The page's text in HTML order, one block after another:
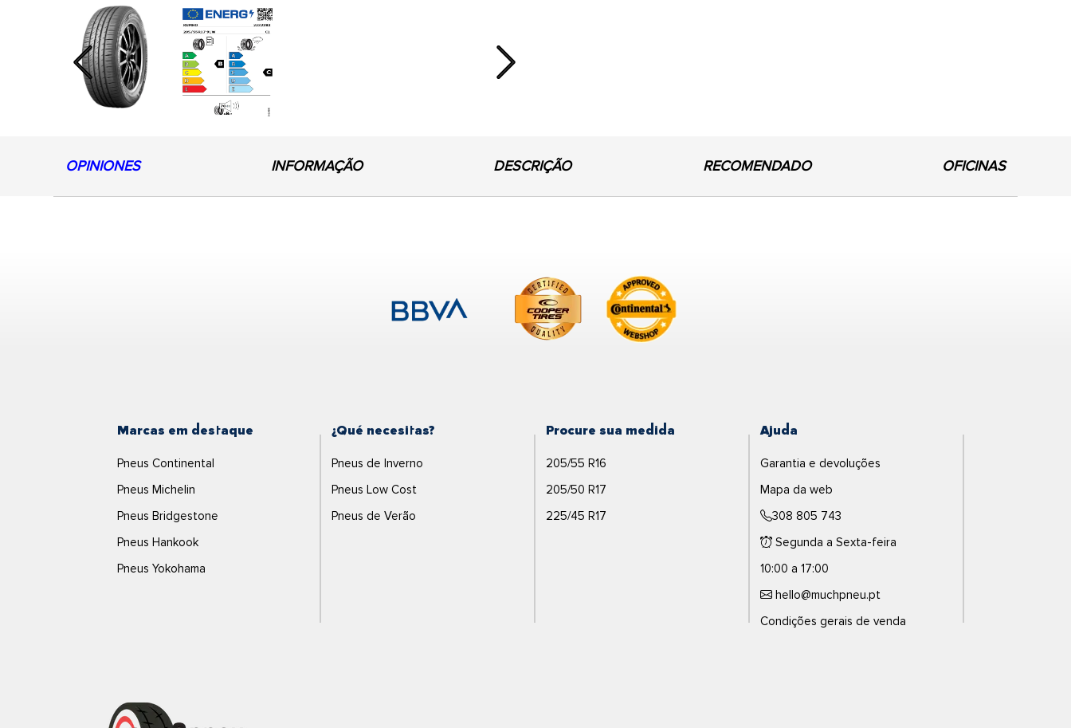
Previous Next
OPINIONES INFORMAÇÃO DESCRIÇÃO RECOMENDADO OFICINAS
Marcas em destaque
Pneus Continental
Pneus Michelin
Pneus Bridgestone
Pneus Hankook
Pneus Yokohama
¿Qué necesitas?
Pneus de Inverno
Pneus Low Cost
Pneus de Verão
Procure sua medida
205/55 R16
205/50 R17
225/45 R17
Ajuda
Garantia e devoluções
Mapa da web
308 805 743
Segunda a Sexta-feira
10:00 a 17:00
hello@muchpneu.pt
Condições gerais de venda